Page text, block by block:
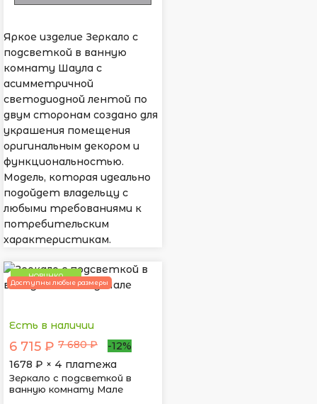
Яркое изделие Зеркало с
подсветкой в ванную
комнату Шаула с
асимметричной
светодиодной лентой по
двум сторонам создано для
украшения помещения
оригинальным декором и
функциональностью.
Модель, которая идеально
подойдет владельцу с
любыми требованиями к
потребительским
характеристикам.
НОВИНКА
Доступны любые размеры
Есть в наличии
6 715 ₽ 7 680 ₽
-12%
1678 ₽ × 4 платежа
Зеркало с подсветкой в
ванную комнату Мале